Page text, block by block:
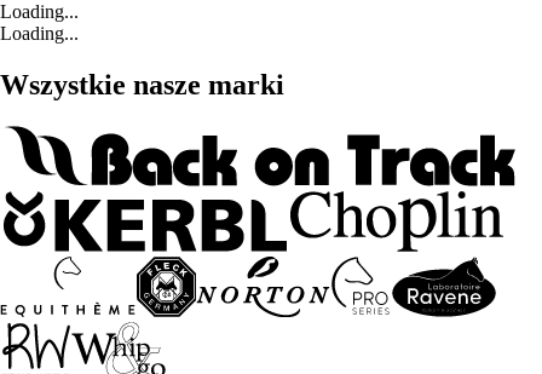
Loading...
Loading...
Wszystkie nasze marki